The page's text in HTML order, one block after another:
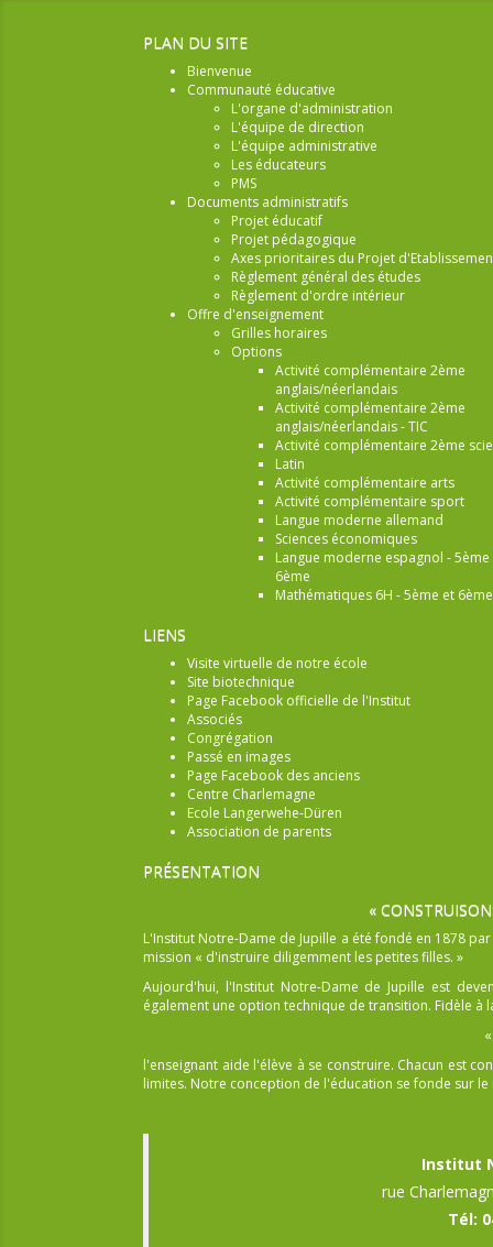
PLAN DU SITE
Bienvenue
Communauté éducative
L'organe d'administration
L'équipe de direction
L'équipe administrative
Les éducateurs
PMS
Documents administratifs
Projet éducatif
Projet pédagogique
Axes prioritaires du Projet
Règlement général des études
Règlement d'ordre intérieur
Offre d'enseignement
Grilles horaires
Options
Activité complémentaire 2ème
anglais/néerlandais
Activité complémentaire 2ème
anglais/néerlandais - TIC
Activité complémentaire 2ème
Latin
Activité complémentaire arts
Activité complémentaire sport
Langue moderne allemand
Sciences économiques
Langue moderne espagnol - 5ème
6ème
Mathématiques 6H - 5ème et 6ème
LIENS
Visite virtuelle de notre école
Site biotechnique
Page Facebook officielle de l'Institut
Associés
Congrégation
Passé en images
Page Facebook des anciens
Centre Charlemagne
Ecole Langerwehe-Düren
Association de parents
PRÉSENTATION
«
L'Institut Notre-Dame de Jupille a été fondé en 1878
mission « d'instruire diligemment les petites filles. »
Aujourd'hui, l'Institut Notre-Dame de Jupille est
également une option technique de transition. Fidèle à
l'enseignant aide l'élève à se construire. Chacun est
limites. Notre conception de l'éducation se fonde sur
Institut
rue
Tél: